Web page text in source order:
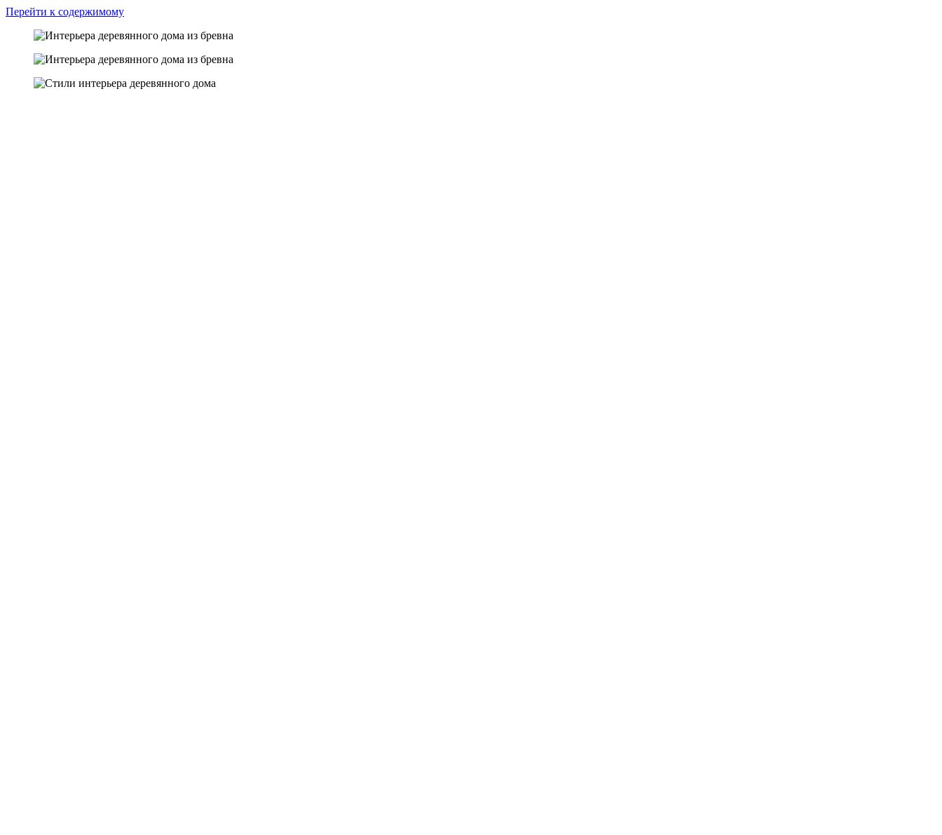
Перейти к содержимому